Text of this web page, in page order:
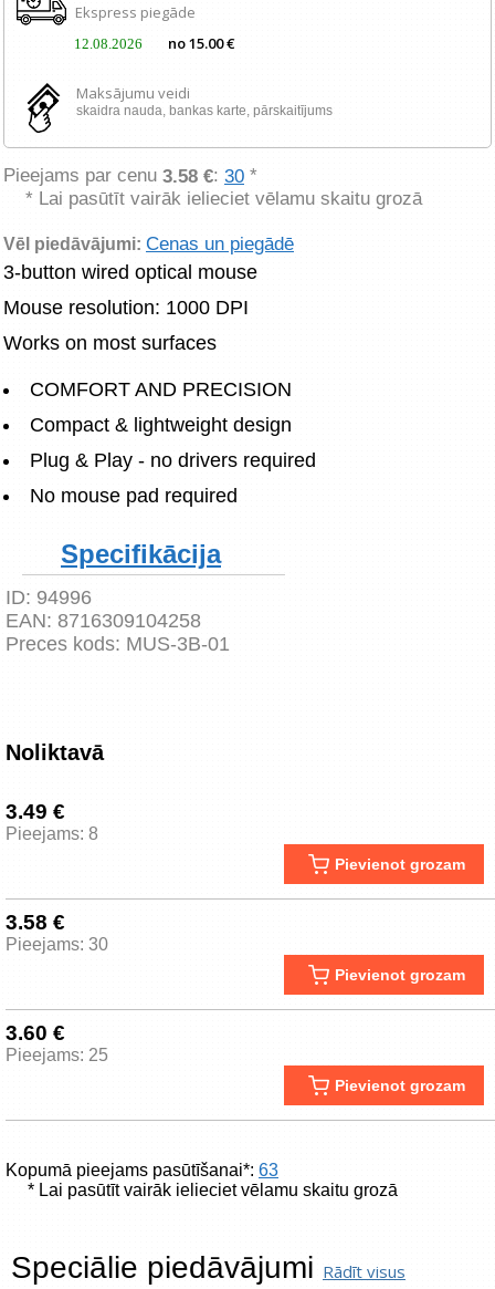
Ekspress piegāde
12.08.2026 no 15.00 €
Maksājumu veidi
skaidra nauda, ​​bankas karte, pārskaitījums
Pieejams par cenu 3.58 €: 30 *
* Lai pasūtīt vairāk ielieciet vēlamu skaitu grozā
Vēl piedāvājumi: Cenas un piegādē
3-button wired optical mouse
Mouse resolution: 1000 DPI
Works on most surfaces
COMFORT AND PRECISION
Compact & lightweight design
Plug & Play - no drivers required
No mouse pad required
Specifikācija
ID: 94996
EAN: 8716309104258
Preces kods: MUS-3B-01
Noliktavā
3.49 €
Pieejams: 8
Pievienot grozam
3.58 €
Pieejams: 30
Pievienot grozam
3.60 €
Pieejams: 25
Pievienot grozam
Kopumā pieejams pasūtīšanai*: 63
* Lai pasūtīt vairāk ielieciet vēlamu skaitu grozā
Speciālie piedāvājumi Rādīt visus